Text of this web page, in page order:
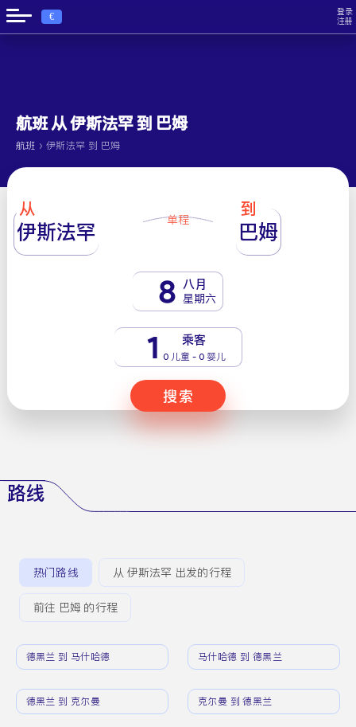
€
登录
注册
航班 从 伊斯法罕 到 巴姆
航班 › 伊斯法罕 到 巴姆
从
伊斯法罕 单程
到
巴姆
8 八月
星期六
1 乘客
0 儿童 - 0 婴儿
搜索
路线
热门路线 从 伊斯法罕 出发的行程
前往 巴姆 的行程
德黑兰 到 马什哈德 马什哈德 到 德黑兰
德黑兰 到 克尔曼 克尔曼 到 德黑兰